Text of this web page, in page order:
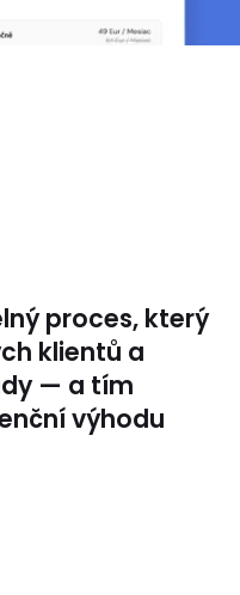
proces, který
klientů a
— a tím
výhodu